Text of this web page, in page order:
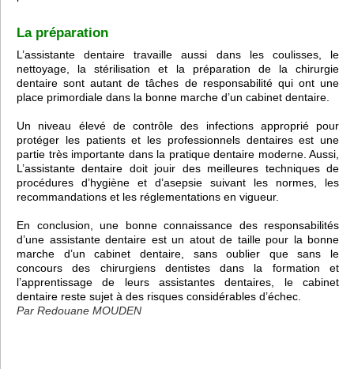
La préparation
L’assistante dentaire travaille aussi dans les coulisses, le
nettoyage, la stérilisation et la préparation de la chirurgie
dentaire sont autant de tâches de responsabilité qui ont une
place primordiale dans la bonne marche d’un cabinet dentaire.
Un niveau élevé de contrôle des infections approprié pour
protéger les patients et les professionnels dentaires est une
partie très importante dans la pratique dentaire moderne. Aussi,
L’assistante dentaire doit jouir des meilleures techniques de
procédures d’hygiène et d’asepsie suivant les normes, les
recommandations et les réglementations en vigueur.
En conclusion, une bonne connaissance des responsabilités
d’une assistante dentaire est un atout de taille pour la bonne
marche d’un cabinet dentaire, sans oublier que sans le
concours des chirurgiens dentistes dans la formation et
l’apprentissage de leurs assistantes dentaires, le cabinet
dentaire reste sujet à des risques considérables d’échec.
Par Redouane MOUDEN